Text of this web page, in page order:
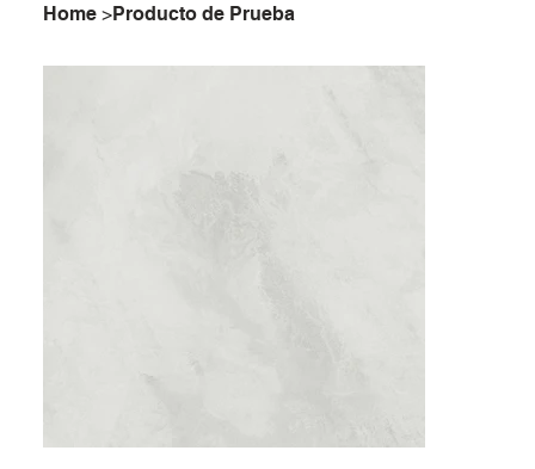
Home >Producto de Prueba